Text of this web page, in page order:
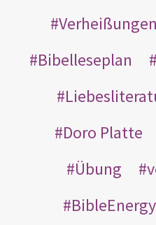
Verheißungen
Bibelleseplan
Doro Platte
Übung
BibleEnergy